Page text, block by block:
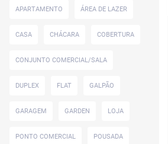
APARTAMENTO ÁREA DE LAZER
CASA CHÁCARA COBERTURA
CONJUNTO COMERCIAL/SALA
DUPLEX FLAT GALPÃO
GARAGEM GARDEN LOJA
PONTO COMERCIAL POUSADA